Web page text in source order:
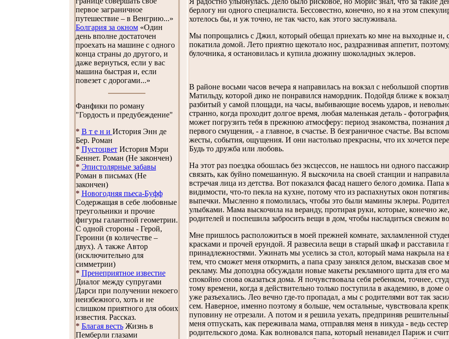
первое заграничное
путешествие – в Венгрию...»
Болгария за окном«Один
день вполне достаточен
проехать на машине с одного
конца страны до другого, и
даже вернуться, если у вас
машина быстрая и, если
повезет с дорогами...»
Фанфики по роману
"Гордость и предубеждение"
* В т е н и История Энн де
Бер. Роман
* ПустоцветИстория Мэри
Беннет. Роман (Не закончен)
* Эпистолярные забавы
Роман в письмах (Не
закончен)
* Новогодняя пьеса-Буфф
Содержащая в себе любовные
треугольники и прочие
фигуры галантной геометрии.
С одной стороны - Герой,
Героини (в количестве –
двух). А также Автор
(исключительно для
симметрии)
* Пренеприятное известие
Диалог между супругами
Дарси при получении некоего
неизбежного, хоть и не
слишком приятного для обоих
известия. Рассказ.
* Благая вестьЖизнь в
Пемберли глазами
берлогу ни одного специалиста. Бессовестно, конечно, но я на этом
хотелось бы, и уж точно, не так часто, как этого заслуживала.
Мы попрощались с Джил, который обещал приехать ко мне на выходные и,
покатила домой. Лето приятно щекотало нос, раздразнивая аппетит,
булочника, я остановилась и купила дюжину шоколадных эклеров.
В районе восьми часов вечера я направилась на вокзал с небольшой
Матильду, которой дико не понравился намордник. Подойдя ближе к
разбитый у самой площади, на часы, выбивающие восемь ударов, и
странно, когда проходит долгое время, любая маленькая деталь -
может погрузить тебя в прежнюю атмосферу: период знакомства, познания
первого смущения, - а главное, в счастье. В безграничное счастье. Вы
жесты, события, ощущения. И они настолько прекрасны, что их хочется
Будь то дружба или любовь.
На этот раз поездка обошлась без эксцессов, не нашлось ни одного
связать, как буйно помешанную. Я выскочила на своей станции и
встречая лица из детства. Вот показался фасад нашего белого домика. Папа
видимости, что-то пекла на кухне, потому что из распахнутых окон
выпечки. Мысленно я помолилась, чтобы это были мамины эклеры.
улыбками. Мама выскочила на веранду, протирая руки, которые, конечно
родителей и поспешила забросить вещи в дом, чтобы насладиться свежим
Мне пришлось расположиться в моей прежней комнате, захламленной
красками и прочей ерундой. Я развесила вещи в старый шкаф и
принадлежностями. Ужинать мы уселись за стол, который мама накрыла на
тем, что сможет меня откормить, а папа сразу занялся делом, высказав
рекламу. Мы допоздна обсуждали новые макеты рекламного щита для его
спокойно снова оказаться дома. Я почувствовала себя ребенком, точнее,
тому времени, когда я действительно только поступила в академию, в доме
уже разъехались. Лео вечно где-то пропадал, а мы с родителями вот так
сем. Наверное, именно поэтому я больше, чем остальные, чувствовала
пуповину не отрезали. А потом и я решила уехать, предприняв
меня отпускать, как переживала мама, отправляя меня в никуда - ведь
родительского дома. Как волновался папа, который ненавидел Париж и